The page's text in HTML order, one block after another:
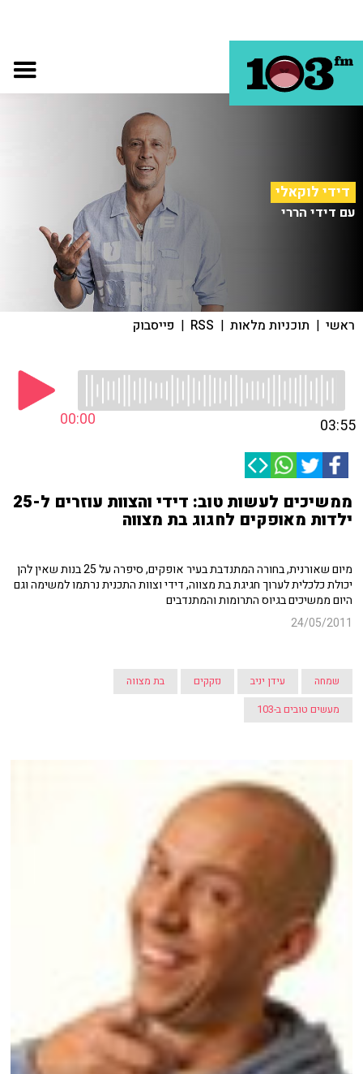
דידי לוקאלי
עם דידי הררי
ראשי | תוכניות מלאות |
RSS
| פייסבוק
00:00 03:55
ממשיכים לעשות טוב: דידי והצוות עוזרים ל-25
ילדות מאופקים לחגוג בת מצווה
מיום שאורנית, בחורה המתנדבת בעיר אופקים, סיפרה על 25 בנות שאין להן
יכולת כלכלית לערוך חגיגת בת מצווה, דידי וצוות התכנית נרתמו למשימה וגם
היום ממשיכים בגיוס התרומות והמתנדבים
24/05/2011
שמחה עידן יניב נזקקים
בת מצווה
מעשים טובים ב-103